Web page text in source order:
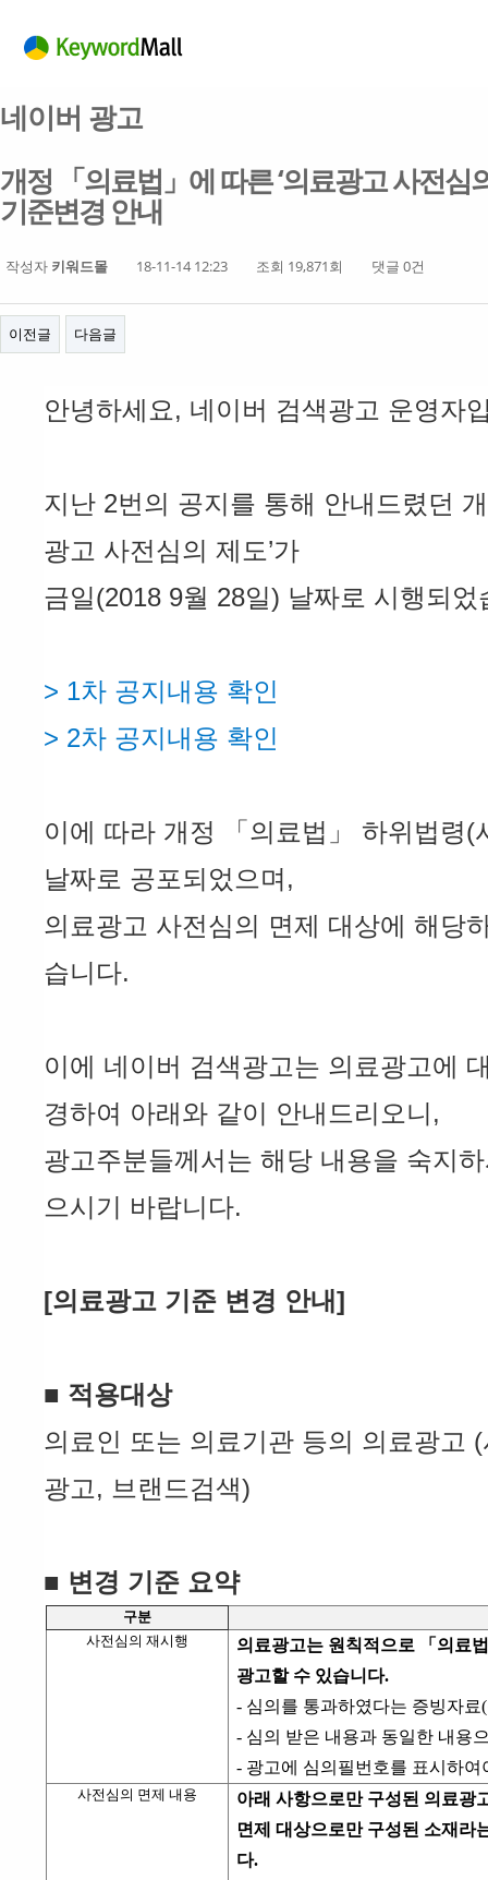
네이버 광고
개정 「의료법」에 따른 ‘의료광고 사전심
기준변경 안내
작성자 키워드몰 18-11-14 12:23 조회 19,871회 댓글 0건
이전글 다음글
안녕하세요, 네이버 검색광고 운영자
지난 2번의 공지를 통해 안내드렸던
광고 사전심의 제도’가
금일(2018 9월 28일) 날짜로 시행되었
> 1차 공지내용 확인
> 2차 공지내용 확인
이에 따라 개정 「의료법」 하위법령
날짜로 공포되었으며,
의료광고 사전심의 면제 대상에 해당
습니다.
이에 네이버 검색광고는 의료광고에
경하여 아래와 같이 안내드리오니,
광고주분들께서는 해당 내용을 숙지
으시기 바랍니다.
[의료광고 기준 변경 안내]
■ 적용대상
의료인 또는 의료기관 등의 의료광고
광고, 브랜드검색)
■ 변경 기준 요약
구분
사전심의 재시행
의료광고는 원칙적으로 「의료
광고할 수 있습니다.
- 심의를 통과하였다는 증빙자료(
- 심의 받은 내용과 동일한 내용
- 광고에 심의필번호를 표시하여
사전심의 면제 내용
아래 사항으로만 구성된 의료광
면제 대상으로만 구성된 소재라
다.